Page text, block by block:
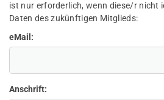
ist nur erforderlich, wenn diese/r nicht
Daten des zukünftigen Mitglieds:
eMail:
Anschrift: